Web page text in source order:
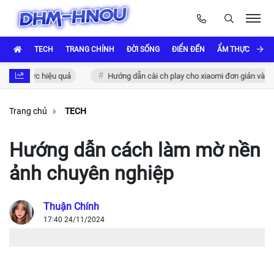
TECH TRANG CHÍNH ĐỜI SỐNG ĐIỂN ĐẾN ẨM THỰC VÀ
hiệu quả Hướng dẫn cài ch play cho xiaomi đơn giản và nhanh
Trang chủ TECH
Hướng dẫn cách làm mờ nền
ảnh chuyên nghiệp
Thuận Chính
17:40 24/11/2024